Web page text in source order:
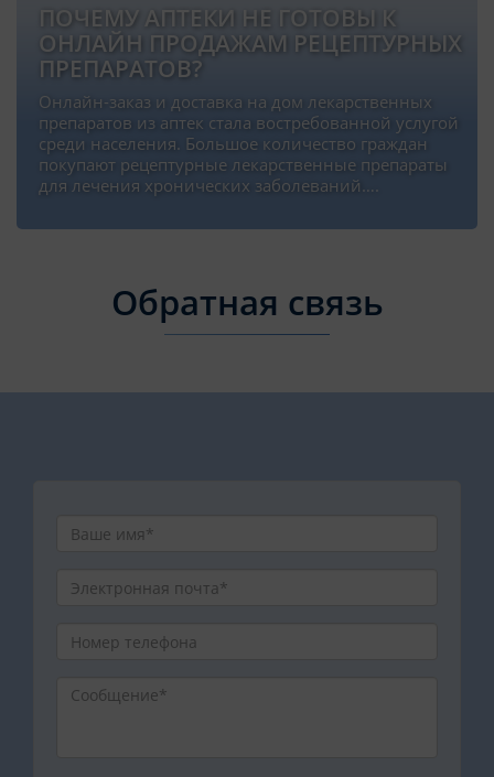
ПОЧЕМУ АПТЕКИ НЕ ГОТОВЫ К
ОНЛАЙН ПРОДАЖАМ РЕЦЕПТУРНЫХ
ПРЕПАРАТОВ?
Онлайн-заказ и доставка на дом лекарственных
препаратов из аптек стала востребованной услугой
среди населения. Большое количество граждан
покупают рецептурные лекарственные препараты
для лечения хронических заболеваний….
Обратная связь